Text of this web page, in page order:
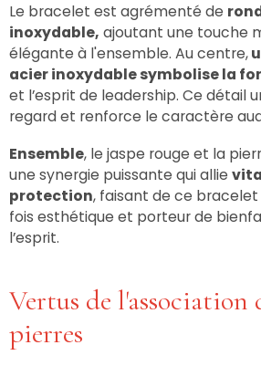
Le bracelet est agrémenté de
inoxydable, ajoutant une touche
élégante à l'ensemble. Au centre,
acier inoxydable symbolise la
et l’esprit de leadership. Ce détail
regard et renforce le caractère
Ensemble, le jaspe rouge et la
une synergie puissante qui allie
protection, faisant de ce
fois esthétique et porteur de
l’esprit.
Vertus de l'association
pierres